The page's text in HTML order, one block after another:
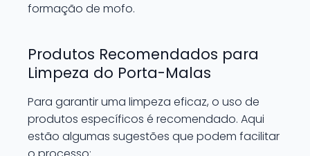
formação de mofo.
Produtos Recomendados para
Limpeza do Porta-Malas
Para garantir uma limpeza eficaz, o uso de
produtos específicos é recomendado. Aqui
estão algumas sugestões que podem facilitar